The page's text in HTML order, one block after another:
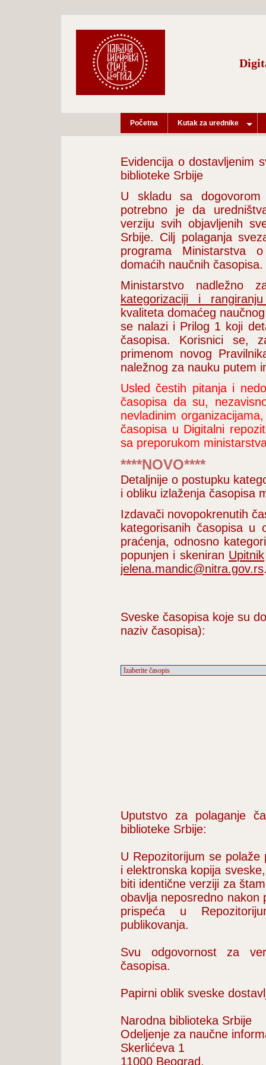
Početna Kutak za urednike
Evidencija o dostavljenim
biblioteke Srbije
U skladu sa
potrebno je da
verziju svih objavljenih
Srbije. Cilj polaganja
programa Ministarstva
domaćih naučnih časopisa.
Ministarstvo
kategorizaciji i
kvaliteta domaćeg
se nalazi i Prilog 1 koji
časopisa. Korisnici se,
primenom novog
naležnog za nauku putem
Usled čestih pitanja i
časopisa da su,
nevladinim
časopisa u Digitalni
sa preporukom
****NOVO****
Detaljnije o postupku
i obliku izlaženja časopisa
Izdavači novopokrenutih
kategorisanih časopisa
praćenja, odnosno
popunjen i skeniran Upitnik
jelena.mandic@nitra.gov.rs
Sveske časopisa koje su
naziv časopisa):
Uputstvo za polaganje
biblioteke Srbije:
U Repozitorijum se
i elektronska kopija
biti identične verziji za
obavlja neposredno nakon
prispeća u
publikovanja.
Svu odgovornost za
časopisa.
Papirni oblik sveske
Narodna biblioteka Srbije
Odeljenje za naučne
Skerlićeva 1
11000 Beograd,